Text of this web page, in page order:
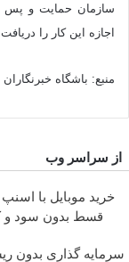
سازمان حمایت و پس
اجازه این کار را
منبع: باشگاه
از سراسر وب
قسط بدون سود و
سرمایه گذاری بدون